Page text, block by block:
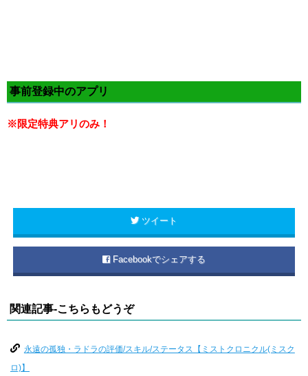
事前登録中のアプリ
※限定特典アリのみ！
ツイート
Facebookでシェアする
関連記事-こちらもどうぞ
永遠の孤独・ラドラの評価/スキル/ステータス【ミストクロニクル(ミスク
ロ)】